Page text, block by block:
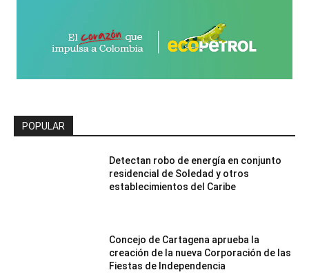
POPULAR
Detectan robo de energía en conjunto
residencial de Soledad y otros
establecimientos del Caribe
Concejo de Cartagena aprueba la
creación de la nueva Corporación de las
Fiestas de Independencia